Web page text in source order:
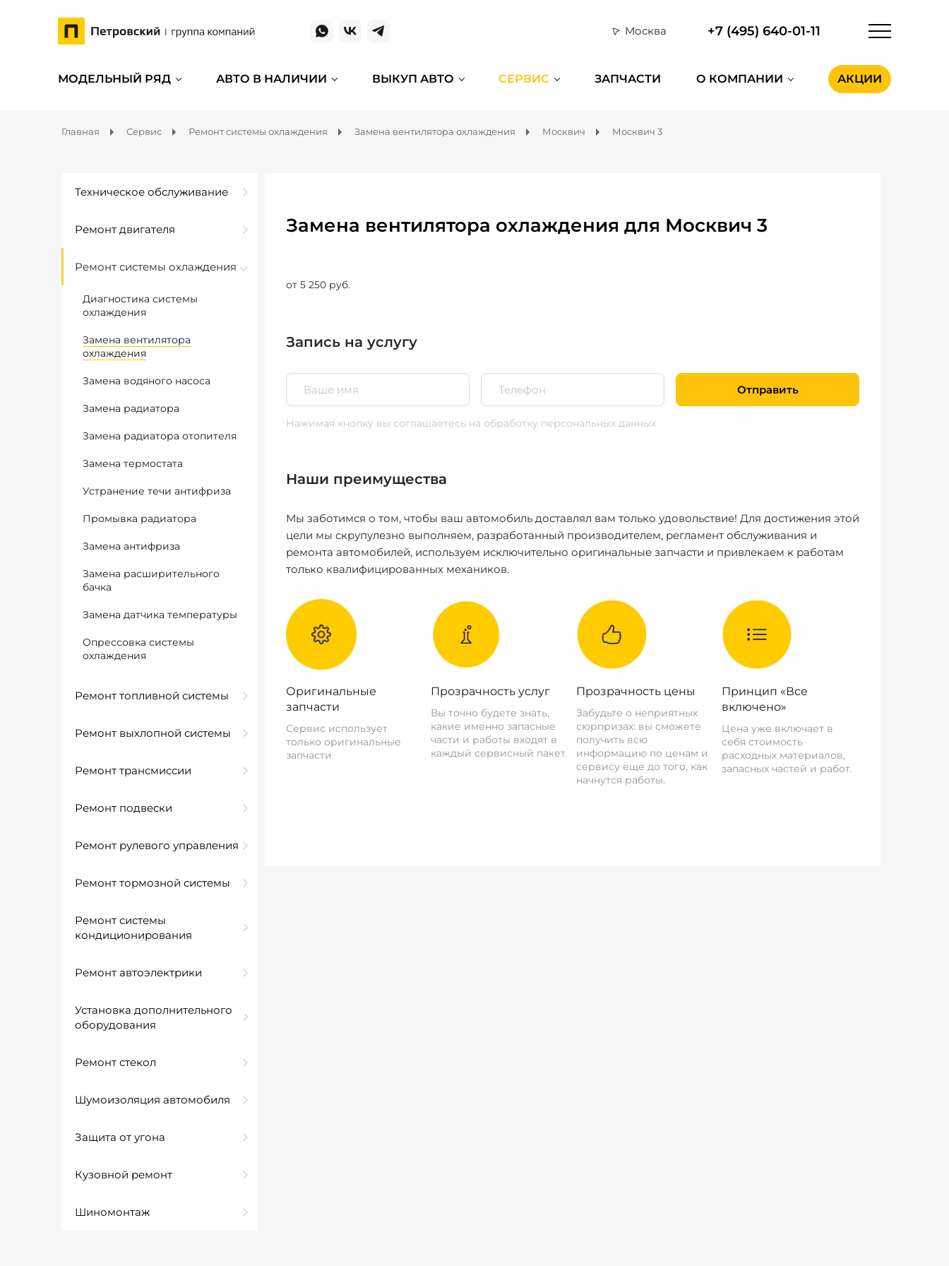
Москва +7 (495) 640-01-11
МОДЕЛЬНЫЙ РЯД АВТО В НАЛИЧИИ ВЫКУП АВТО СЕРВИС ЗАПЧАСТИ О КОМПАНИИ АКЦИИ
Главная Сервис Ремонт системы охлаждения Замена вентилятора охлаждения Москвич Москвич 3
Техническое обслуживание
Ремонт двигателя
Ремонт системы охлаждения
Диагностика системы
охлаждения
Замена вентилятора
охлаждения
Замена водяного насоса
Замена радиатора
Замена радиатора отопителя
Замена термостата
Устранение течи антифриза
Промывка радиатора
Замена антифриза
Замена расширительного
бачка
Замена датчика температуры
Опрессовка системы
охлаждения
Ремонт топливной системы
Ремонт выхлопной системы
Ремонт трансмиссии
Ремонт подвески
Ремонт рулевого управления
Ремонт тормозной системы
Ремонт системы
кондиционирования
Ремонт автоэлектрики
Установка дополнительного
оборудования
Ремонт стекол
Шумоизоляция автомобиля
Защита от угона
Кузовной ремонт
Шиномонтаж
Замена вентилятора охлаждения для Москвич 3
от 5 250 руб.
Запись на услугу
Отправить
Нажимая кнопку вы соглашаетесь на обработку персональных данных
Наши преимущества
Мы заботимся о том, чтобы ваш автомобиль доставлял вам только удовольствие! Для достижения этой
цели мы скрупулезно выполняем, разработанный производителем, регламент обслуживания и
ремонта автомобилей, используем исключительно оригинальные запчасти и привлекаем к работам
только квалифицированных механиков.
Оригинальные
запчасти
Сервис использует
только оригинальные
запчасти
Прозрачность услуг
Вы точно будете знать,
какие именно запасные
части и работы входят в
каждый сервисный пакет.
Прозрачность цены
Забудьте о неприятных
сюрпризах: вы сможете
получить всю
информацию по ценам и
сервису еще до того, как
начнутся работы.
Принцип «Все
включено»
Цена уже включает в
себя стоимость
расходных материалов,
запасных частей и работ.